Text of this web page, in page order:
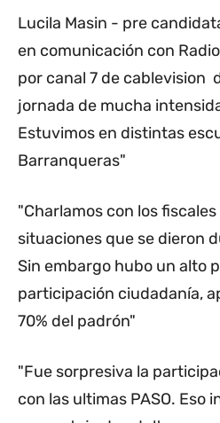
Lucila Masin - pre
en comunicación con
por canal 7 de cablevision
jornada de mucha
Estuvimos en distintas
Barranqueras"
"Charlamos con los
situaciones que se dieron
Sin embargo hubo un alto
participación ciudadanía,
70% del padrón"
"Fue sorpresiva la
con las ultimas PASO. Eso